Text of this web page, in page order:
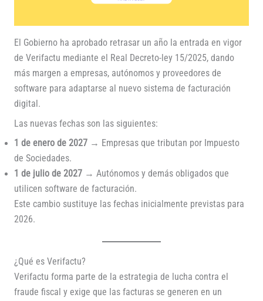
El Gobierno ha aprobado retrasar un año la entrada en vigor
de Verifactu mediante el Real Decreto-ley 15/2025, dando
más margen a empresas, autónomos y proveedores de
software para adaptarse al nuevo sistema de facturación
digital.
Las nuevas fechas son las siguientes:
1 de enero de 2027→ Empresas que tributan por Impuesto
de Sociedades.
1 de julio de 2027→ Autónomos y demás obligados que
utilicen software de facturación.
Este cambio sustituye las fechas inicialmente previstas para
2026.
¿Qué es Verifactu?
Verifactu forma parte de la estrategia de lucha contra el
fraude fiscal y exige que las facturas se generen en un